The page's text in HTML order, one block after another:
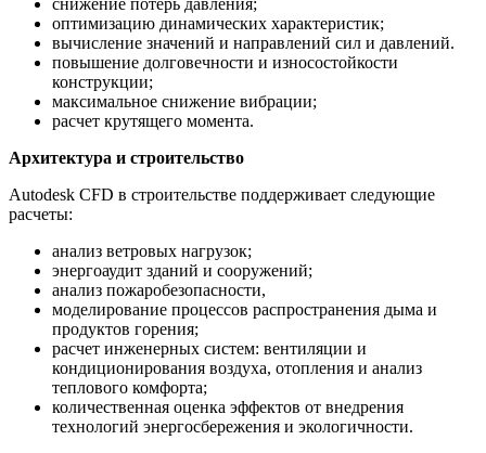
снижение потерь давления;
оптимизацию динамических характеристик;
вычисление значений и направлений сил и давлений.
повышение долговечности и износостойкости
конструкции;
максимальное снижение вибрации;
расчет крутящего момента.
Архитектура и строительство
Autodesk CFD в строительстве поддерживает следующие
расчеты:
анализ ветровых нагрузок;
энергоаудит зданий и сооружений;
анализ пожаробезопасности,
моделирование процессов распространения дыма и
продуктов горения;
расчет инженерных систем: вентиляции и
кондиционирования воздуха, отопления и анализ
теплового комфорта;
количественная оценка эффектов от внедрения
технологий энергосбережения и экологичности.